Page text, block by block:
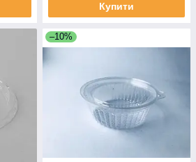
Купити
–10%